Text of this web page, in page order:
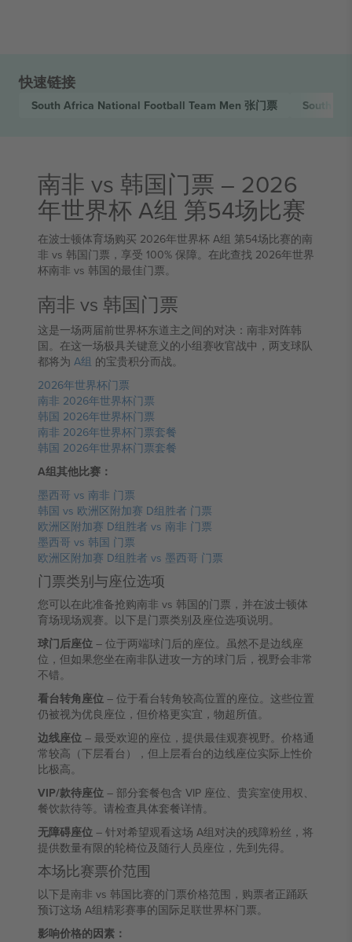
快速链接
South Africa National Football Team Men 张门票 South
南非 vs 韩国门票 – 2026
年世界杯 A组 第54场比赛
在波士顿体育场购买 2026年世界杯 A组 第54场比赛的南
非 vs 韩国门票，享受 100% 保障。在此查找 2026年世界
杯南非 vs 韩国的最佳门票。
南非 vs 韩国门票
这是一场两届前世界杯东道主之间的对决：南非对阵韩
国。在这一场极具关键意义的小组赛收官战中，两支球队
都将为 A组 的宝贵积分而战。
2026年世界杯门票
南非 2026年世界杯门票
韩国 2026年世界杯门票
南非 2026年世界杯门票套餐
韩国 2026年世界杯门票套餐
A组其他比赛：
墨西哥 vs 南非 门票
韩国 vs 欧洲区附加赛 D组胜者 门票
欧洲区附加赛 D组胜者 vs 南非 门票
墨西哥 vs 韩国 门票
欧洲区附加赛 D组胜者 vs 墨西哥 门票
门票类别与座位选项
您可以在此准备抢购南非 vs 韩国的门票，并在波士顿体
育场现场观赛。以下是门票类别及座位选项说明。
球门后座位 – 位于两端球门后的座位。虽然不是边线座
位，但如果您坐在南非队进攻一方的球门后，视野会非常
不错。
看台转角座位 – 位于看台转角较高位置的座位。这些位置
仍被视为优良座位，但价格更实宜，物超所值。
边线座位 – 最受欢迎的座位，提供最佳观赛视野。价格通
常较高（下层看台），但上层看台的边线座位实际上性价
比极高。
VIP/款待座位 – 部分套餐包含 VIP 座位、贵宾室使用权、
餐饮款待等。请检查具体套餐详情。
无障碍座位 – 针对希望观看这场 A组对决的残障粉丝，将
提供数量有限的轮椅位及随行人员座位，先到先得。
本场比赛票价范围
以下是南非 vs 韩国比赛的门票价格范围，购票者正踊跃
预订这场 A组精彩赛事的国际足联世界杯门票。
影响价格的因素：